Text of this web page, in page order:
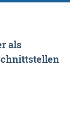
als